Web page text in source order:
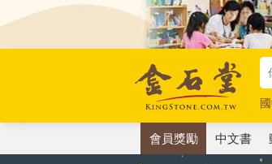
會員獎勵 中文書